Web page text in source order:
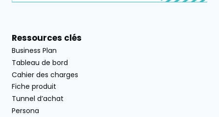
Ressources clés
Business Plan
Tableau de bord
Cahier des charges
Fiche produit
Tunnel d’achat
Persona